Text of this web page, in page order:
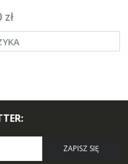
zł
ZAPISZ SIĘ